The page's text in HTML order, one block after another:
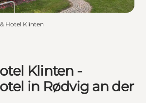
Hotel Klinten
Klinten -
in Rødvig an der